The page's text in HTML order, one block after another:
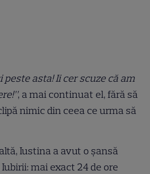
peste asta! Ii cer scuze că am
, a mai continuat el, fără să
nimic din ceea ce urma să
Iustina a avut o şansă
mai exact 24 de ore